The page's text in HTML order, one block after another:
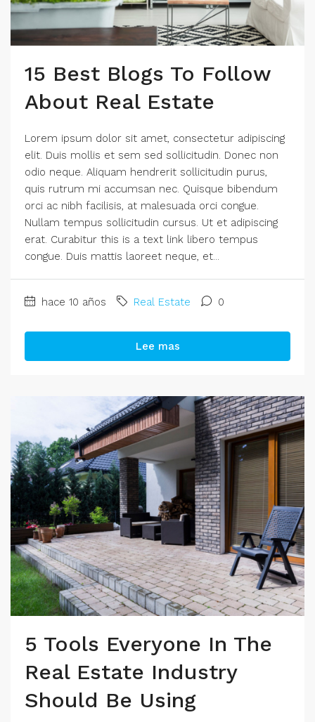
15 Best Blogs To Follow
About Real Estate
Lorem ipsum dolor sit amet, consectetur adipiscing
elit. Duis mollis et sem sed sollicitudin. Donec non
odio neque. Aliquam hendrerit sollicitudin purus,
quis rutrum mi accumsan nec. Quisque bibendum
orci ac nibh facilisis, at malesuada orci congue.
Nullam tempus sollicitudin cursus. Ut et adipiscing
erat. Curabitur this is a text link libero tempus
congue. Duis mattis laoreet neque, et...
hace 10 años Real Estate 0
Lee mas
5 Tools Everyone In The
Real Estate Industry
Should Be Using